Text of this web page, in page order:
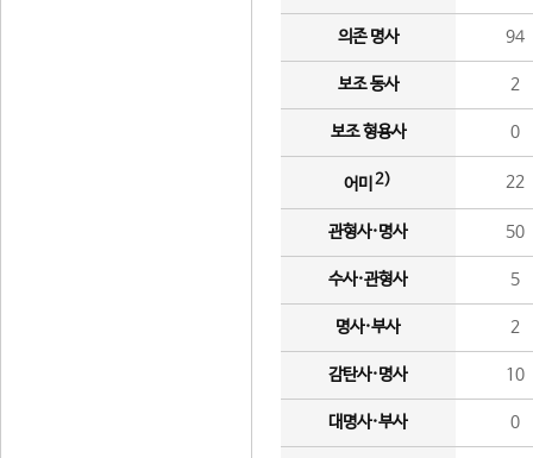
의존 명사 94
보조 동사 2
보조 형용사 0
어미 2) 22
관형사·명사 50
수사·관형사 5
명사·부사 2
감탄사·명사 10
대명사·부사 0